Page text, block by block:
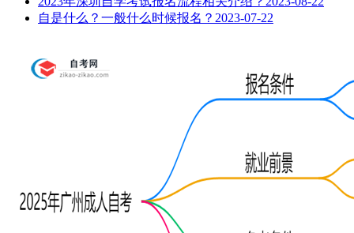
自是什么？一般什么时候报名？ 2023-07-22